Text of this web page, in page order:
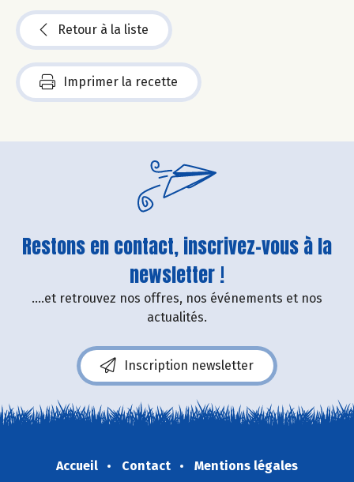
Retour à la liste
Imprimer la recette
Restons en contact, inscrivez-vous à la
newsletter !
....et retrouvez nos offres, nos événements et nos
actualités.
Inscription newsletter
Accueil Contact
Mentions légales